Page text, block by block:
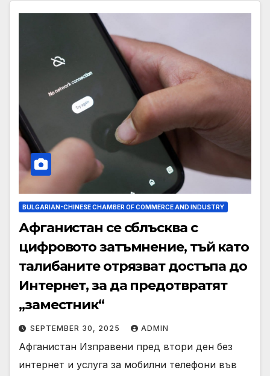
BULGARIAN-CHINESE CHAMBER OF COMMERCE AND INDUSTRY
Афганистан се сблъсква с
цифровото затъмнение, тъй като
талибаните отрязват достъпа до
Интернет, за да предотвратят
„заместник“
SEPTEMBER 30, 2025 ADMIN
Афганистан Изправени пред втори ден без
интернет и услуга за мобилни телефони във